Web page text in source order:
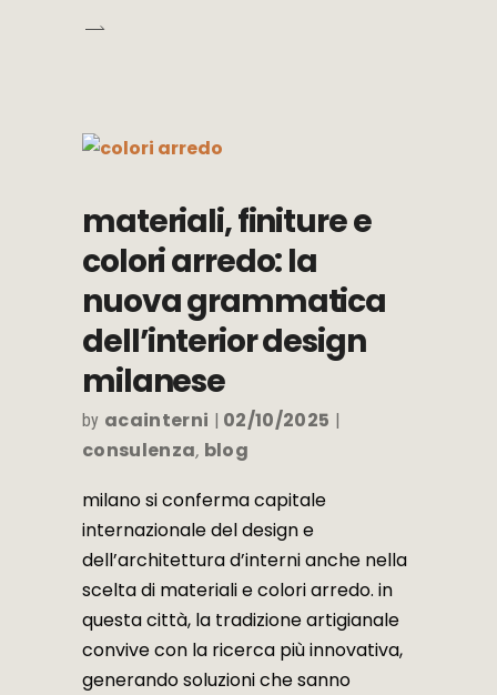
materiali, finiture e
colori arredo: la
nuova grammatica
dell’interior design
milanese
by acainterni
02/10/2025
consulenza, blog
milano si conferma capitale
internazionale del design e
dell’architettura d’interni anche nella
scelta di materiali e colori arredo. in
questa città, la tradizione artigianale
convive con la ricerca più innovativa,
generando soluzioni che sanno